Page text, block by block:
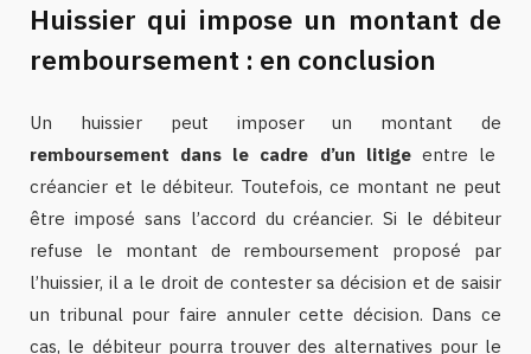
Huissier qui impose un montant de
remboursement : en conclusion
Un huissier peut imposer un montant de
remboursement dans le cadre d’un litigeentre le
créancier et le débiteur. Toutefois, ce montant ne peut
être imposé sans l’accord du créancier. Si le débiteur
refuse le montant de remboursement proposé par
l’huissier, il a le droit de contester sa décision et de saisir
un tribunal pour faire annuler cette décision. Dans ce
cas, le débiteur pourra trouver des alternatives pour le